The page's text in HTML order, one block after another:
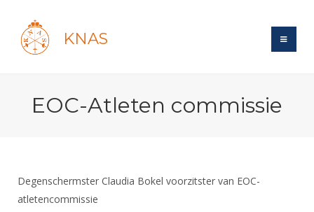
KNAS
Login
Polls
Bond
Lidmaatschap
Introductie
Wat is topsport
Informatie
EOC-Atleten commissie
Degenschermster Claudia Bokel voorzitster van EOC-
atletencommissie